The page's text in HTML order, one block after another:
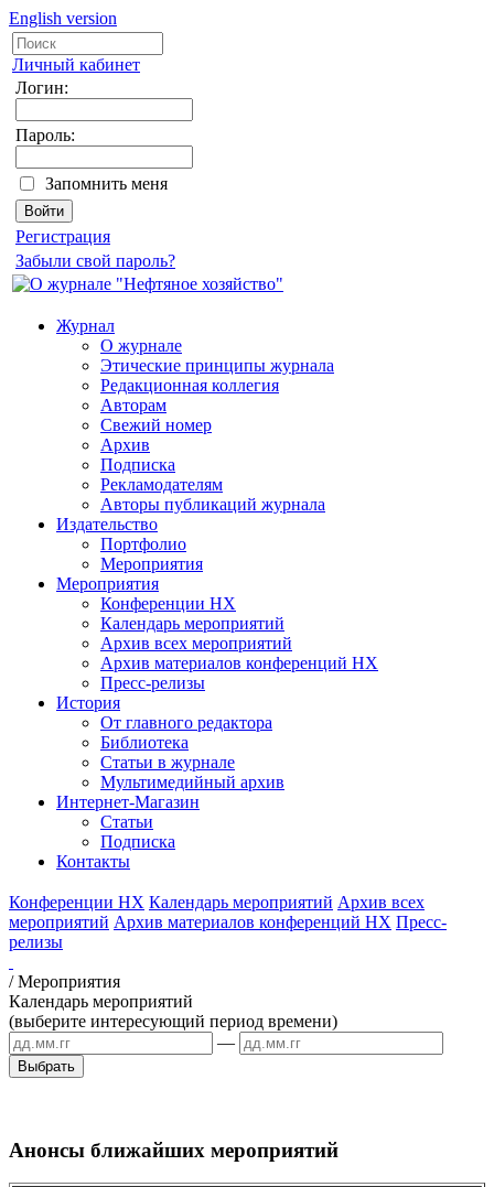
English version
Личный кабинет
Логин:
Пароль:
Запомнить меня
Регистрация
Забыли свой пароль?
Журнал
О журнале
Этические принципы журнала
Редакционная коллегия
Авторам
Свежий номер
Архив
Подписка
Рекламодателям
Авторы публикаций журнала
Издательство
Портфолио
Мероприятия
Мероприятия
Конференции НХ
Календарь мероприятий
Архив всех мероприятий
Архив материалов конференций НХ
Пресс-релизы
История
От главного редактора
Библиотека
Статьи в журнале
Мультимедийный архив
Интернет-Магазин
Статьи
Подписка
Контакты
Конференции НХ Календарь мероприятий Архив всех
мероприятий Архив материалов конференций НХ Пресс-
релизы
/Мероприятия
Календарь мероприятий
(выберите интересующий период времени)
—
Анонсы ближайших мероприятий